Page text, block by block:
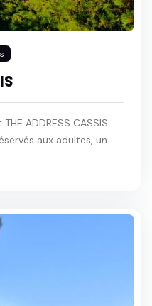
ADDRESS CASSIS
aux adultes, un